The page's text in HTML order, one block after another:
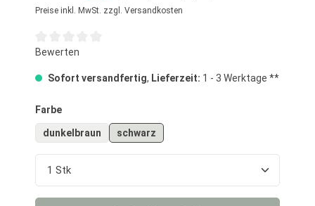
Preise inkl. MwSt. zzgl. Versandkosten
Durchschnittliche Bewertung von 0 von 5 Sternen
Bewerten
Sofort versandfertig, Lieferzeit: 1 - 3 Werktage **
Farbeauswählen
dunkelbraun schwarz
Produkt Anzahl: Gib den gewünschten Wert